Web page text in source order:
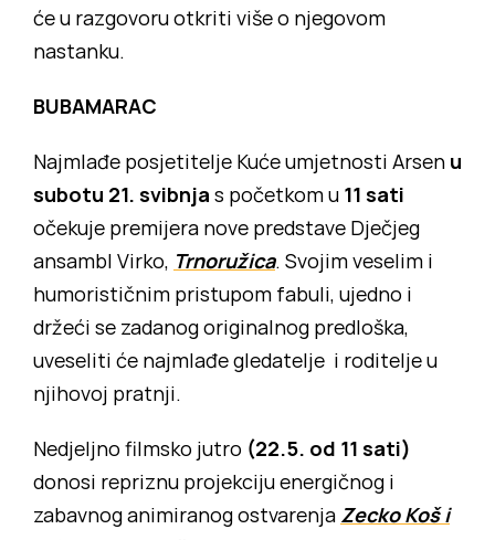
će u razgovoru otkriti više o njegovom
nastanku.
BUBAMARAC
Najmlađe posjetitelje Kuće umjetnosti Arsen u
subotu 21. svibnja s početkom u 11 sati
očekuje premijera nove predstave Dječjeg
ansambl Virko, Trnoružica. Svojim veselim i
humorističnim pristupom fabuli, ujedno i
držeći se zadanog originalnog predloška,
uveseliti će najmlađe gledatelje i roditelje u
njihovoj pratnji.
Nedjeljno filmsko jutro (22.5. od 11 sati)
donosi repriznu projekciju energičnog i
zabavnog animiranog ostvarenja Zecko Koš i